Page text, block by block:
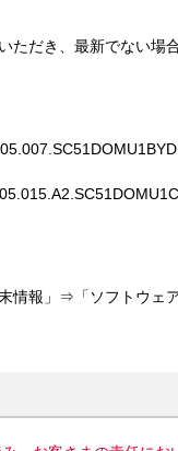
ただき、最新でない場
情報」⇒「ソフトウェ